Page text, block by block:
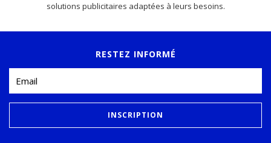
solutions publicitaires adaptées à leurs besoins.
RESTEZ INFORMÉ